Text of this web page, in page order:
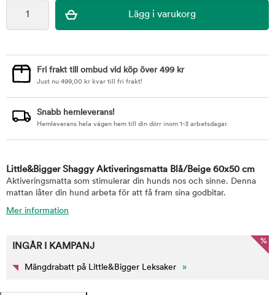
Fri frakt till ombud vid köp över 499 kr
Just nu 499,00 kr kvar till fri frakt!
Snabb hemleverans!
Hemleverans hela vägen hem till din dörr inom 1-3 arbetsdagar.
Little&Bigger Shaggy Aktiveringsmatta Blå/Beige 60x50 cm
Aktiveringsmatta som stimulerar din hunds nos och sinne. Denna
mattan låter din hund arbeta för att få fram sina godbitar.
Mer information
%
INGÅR I KAMPANJ
Mängdrabatt på Little&Bigger Leksaker »